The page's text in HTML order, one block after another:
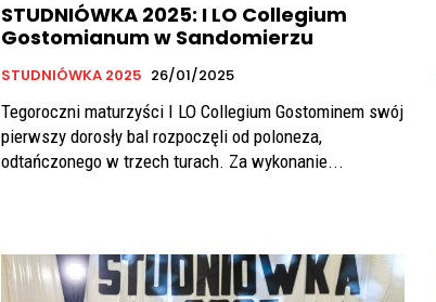
STUDNIÓWKA 2025: I LO Collegium
Gostomianum w Sandomierzu
STUDNIÓWKA 2025 26/01/2025
Tegoroczni maturzyści I LO Collegium Gostominem swój
pierwszy dorosły bal rozpoczęli od poloneza,
odtańczonego w trzech turach. Za wykonanie...